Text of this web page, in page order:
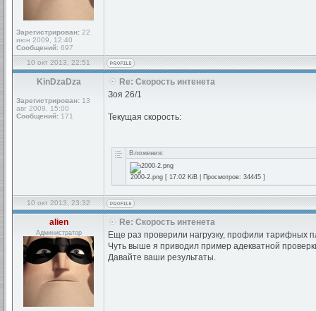
Зарегистрирован: 22
июн 2009, 12:40
Сообщений: 697
10 окт 2013, 22:51
KinDzaDza
Зарегистрирован: 13
авг 2009, 15:00
Сообщений: 171
Re: Скорость интенета
Зоя 26/1
Текущая скорость:
Вложения:
2000-2.png [ 17.02 KiB | Просмотров: 34445 ]
10 окт 2013, 23:32
alien
Администратор
Re: Скорость интенета
Еще раз проверили нагрузку, профили тарифных
Чуть выше я приводил пример адекватной
Давайте ваши результаты.